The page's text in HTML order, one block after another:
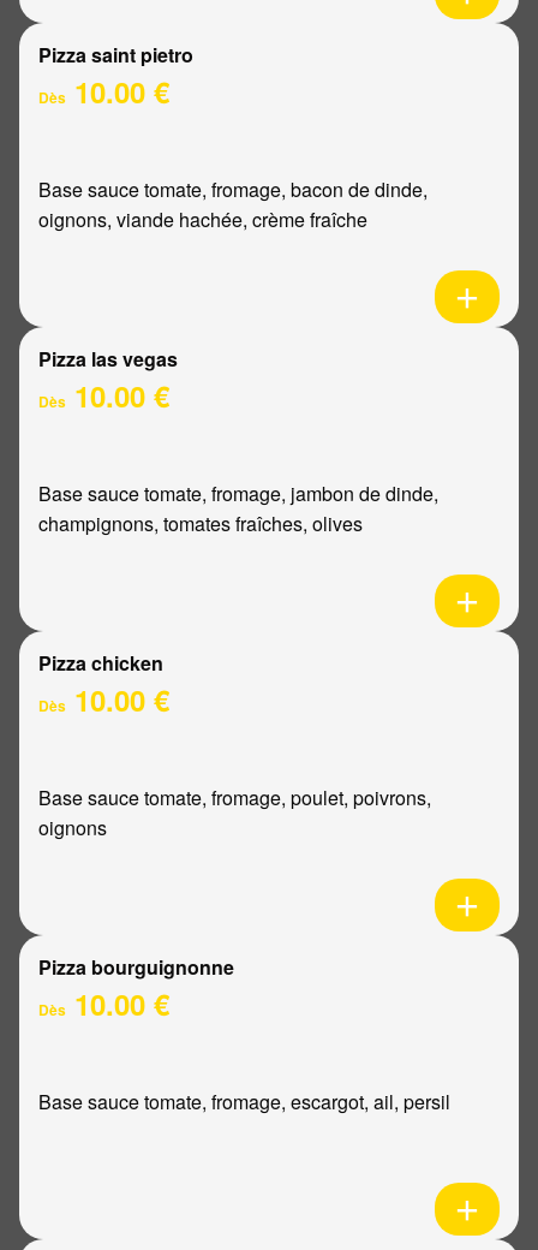
Pizza saint pietro
Dès 10.00 €
Base sauce tomate, fromage, bacon de dinde,
oignons, viande hachée, crème fraîche
Pizza las vegas
Dès 10.00 €
Base sauce tomate, fromage, jambon de dinde,
champignons, tomates fraîches, olives
Pizza chicken
Dès 10.00 €
Base sauce tomate, fromage, poulet, poivrons,
oignons
Pizza bourguignonne
Dès 10.00 €
Base sauce tomate, fromage, escargot, ail, persil